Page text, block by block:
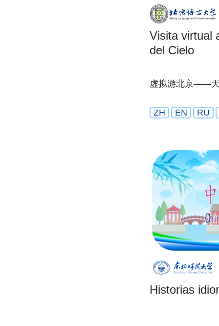
Visita virtual
del Cielo
虚拟游北京——
ZH EN RU
Historias